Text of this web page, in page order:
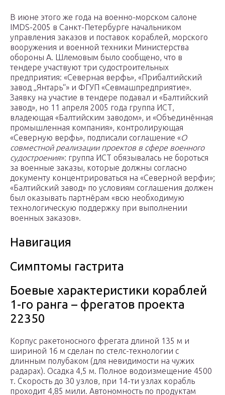
В июне этого же года на военно-морском салоне
IMDS-2005 в Санкт-Петербурге начальником
управления заказов и поставок кораблей, морского
вооружения и военной техники Министерства
обороны А. Шлемовым было сообщено, что в
тендере участвуют три судостроительных
предприятия: «Северная верфь», «Прибалтийский
завод „Янтарь“» и ФГУП «Севмашпредприятие».
Заявку на участие в тендере подавал и «Балтийский
завод», но 11 апреля 2005 года группа ИСТ,
владеющая «Балтийским заводом», и «Объединённая
промышленная компания», контролирующая
«Северную верфь», подписали cоглашение «О
совместной реализации проектов в сфере военного
судостроения»: группа ИСТ обязывалась не бороться
за военные заказы, которые должны согласно
документу концентрироваться на «Северной верфи»;
«Балтийский завод» по условиям соглашения должен
был оказывать партнёрам «всю необходимую
технологическую поддержку при выполнении
военных заказов».
Навигация
Симптомы гастрита
Боевые характеристики кораблей
1-го ранга – фрегатов проекта
22350
Корпус ракетоносного фрегата длиной 135 м и
шириной 16 м сделан по стелс-технологии с
длинным полубаком (для невидимости на чужих
радарах). Осадка 4,5 м. Полное водоизмещение 4500
т. Скорость до 30 узлов, при 14-ти узлах корабль
проходит 4,85 мили. Автономность по продуктам